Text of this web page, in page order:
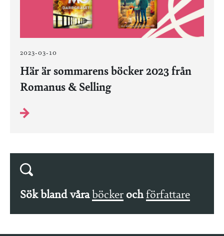
2023-03-10
Här är sommarens böcker 2023 från
Romanus & Selling
Sök bland våra böcker och författare